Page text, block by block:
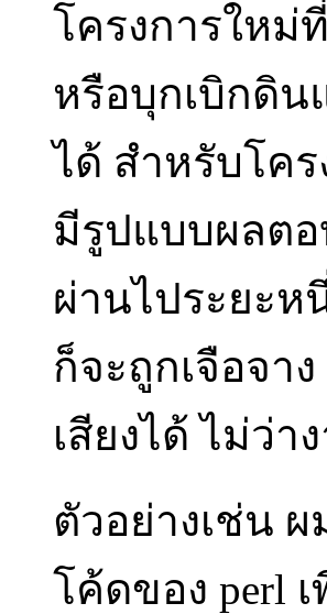
โครงการใหม่
หรือบุกเบิกดิ
ได้ สำหรับโค
มีรูปแบบผลตอ
ผ่านไประยะห
ก็จะถูกเจือจา
เสียงได้ ไม่ว่า
ตัวอย่างเช่น
โค้ดของ perl